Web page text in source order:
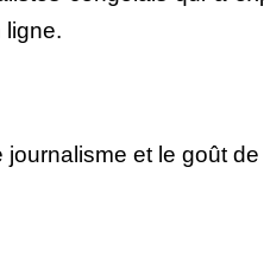
ligne.
et le goût